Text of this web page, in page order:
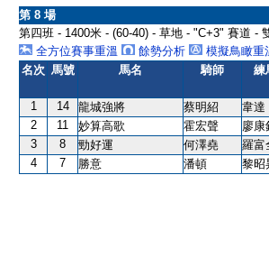
第 8 場
第四班 - 1400米 - (60-40) - 草地 - "C+3" 賽道 -
全方位賽事重溫
餘勢分析
模擬鳥瞰重
名次 馬號 馬名 騎師 練
1 14 龍城強將 蔡明紹 韋達
2
11 妙算高歌 霍宏聲 廖康
3
8 勁好運 何澤堯 羅富
4
7 勝意 潘頓 黎昭